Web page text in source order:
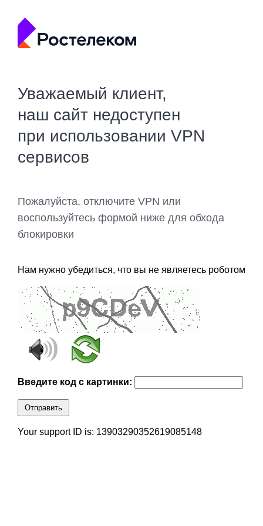
Уважаемый клиент,
наш сайт недоступен
при использовании VPN
сервисов
Пожалуйста, отключите VPN или
воспользуйтесь формой ниже для обхода
блокировки
Нам нужно убедиться, что вы не являетесь роботом
Введите код с картинки:
Отправить
Your support ID is: 13903290352619085148